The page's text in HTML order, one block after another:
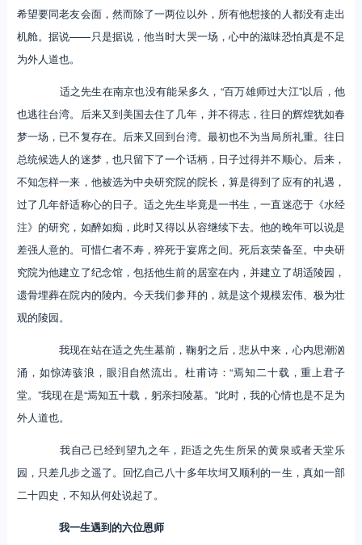
希望要同老友会面，然而除了一两位以外，所有他想接的人都没有走出
机舱。据说——只是据说，他当时大哭一场，心中的滋味恐怕真是不足
为外人道也。
适之先生在南京也没有能呆多久，“百万雄师过大江”以后，他
也逃往台湾。后来又到美国去住了几年，并不得志，往日的辉煌犹如春
梦一场，已不复存在。后来又回到台湾。最初也不为当局所礼重。往日
总统候选人的迷梦，也只留下了一个话柄，日子过得并不顺心。后来，
不知怎样一来，他被选为中央研究院的院长，算是得到了应有的礼遇，
过了几年舒适称心的日子。适之先生毕竟是一书生，一直迷恋于《水经
注》的研究，如醉如痴，此时又得以从容继续下去。他的晚年可以说是
差强人意的。可惜仁者不寿，猝死于宴席之间。死后哀荣备至。中央研
究院为他建立了纪念馆，包括他生前的居室在内，并建立了胡适陵园，
遗骨埋葬在院内的陵内。今天我们参拜的，就是这个规模宏伟、极为壮
观的陵园。
我现在站在适之先生墓前，鞠躬之后，悲从中来，心内思潮汹
涌，如惊涛骇浪，眼泪自然流出。杜甫诗：“焉知二十载，重上君子
堂。”我现在是“焉知五十载，躬亲扫陵墓。”此时，我的心情也是不足为
外人道也。
我自己已经到望九之年，距适之先生所呆的黄泉或者天堂乐
园，只差几步之遥了。回忆自己八十多年坎坷又顺利的一生，真如一部
二十四史，不知从何处说起了。
我一生遇到的六位恩师